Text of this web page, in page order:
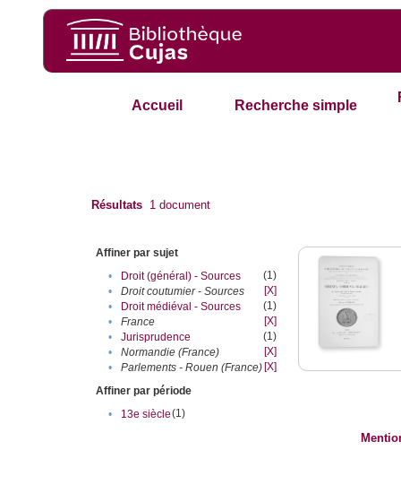
Accueil Recherche simple
Résultats 1 document
Affiner par sujet
•
Droit (général) - Sources
(1)
•
Droit coutumier - Sources
[X]
•
Droit médiéval - Sources
(1)
•
France
[X]
•
Jurisprudence
(1)
•
Normandie (France)
[X]
•
Parlements - Rouen (France) [X]
Affiner par période
•
13e siècle(1)